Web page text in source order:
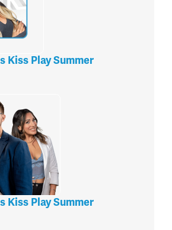
Kiss Play Summer
Kiss Play Summer